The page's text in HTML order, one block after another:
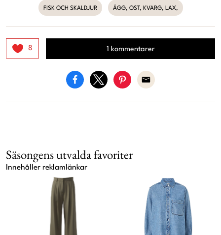
FISK OCH SKALDJUR ÄGG, OST, KVARG, LAX,
8 1 kommentarer
Säsongens utvalda favoriter
Innehåller reklamlänkar